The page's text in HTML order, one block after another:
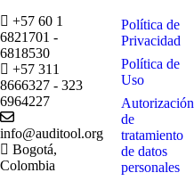
+57 60 1
6821701 -
6818530
+57 311
8666327 - 323
6964227
info@auditool.org
Bogotá,
Colombia
Política de
Privacidad
Política de
Uso
Autorización
de
tratamiento
de datos
personales